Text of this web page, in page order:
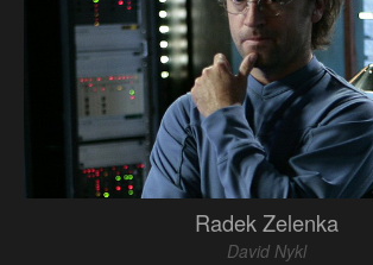
Radek Zelenka
David Nykl